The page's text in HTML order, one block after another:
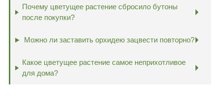
Почему цветущее растение сбросило бутоны
после покупки?
Можно ли заставить орхидею зацвести повторно?
Какое цветущее растение самое неприхотливое
для дома?